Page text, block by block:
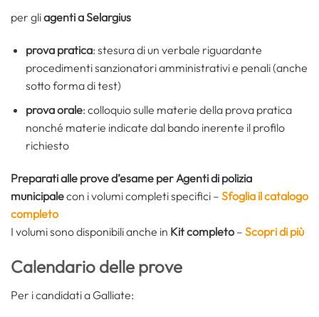
per gliagenti a Selargius
prova pratica: stesura di un verbale riguardante
procedimenti sanzionatori amministrativi e penali (anche
sotto forma di test)
prova orale: colloquio sulle materie della prova pratica
nonché materie indicate dal bando inerente il profilo
richiesto
Preparati alle prove d’esame per Agenti di polizia
municipalecon i volumi completi specifici – Sfoglia il catalogo
completo
I volumi sono disponibili anche in Kit completo – Scopri di più
Calendario delle prove
Per i candidati a Galliate: